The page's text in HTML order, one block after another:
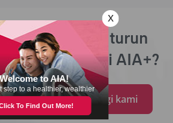
memuat turun
aplikasi AIA+?
kami Hubungi kami